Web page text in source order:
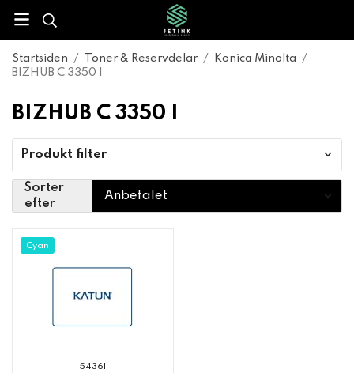
Startsiden / Toner & Reservdelar / Konica Minolta
/
BIZHUB C 3350 I
BIZHUB C 3350 I
Produkt filter
Sorter
efter
Cyan
54361